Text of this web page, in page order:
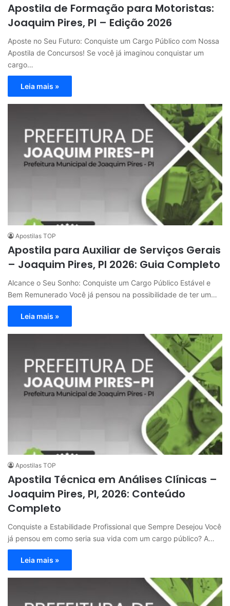
Apostila de Formação para Motoristas:
Joaquim Pires, PI – Edição 2026
Aposte no Seu Futuro: Conquiste um Cargo Público com Nossa
Apostila de Concursos! Se você já imaginou conquistar um
cargo…
Leia mais »
Apostilas TOP
Apostila para Auxiliar de Serviços Gerais
– Joaquim Pires, PI 2026: Guia Completo
Alcance o Seu Sonho: Conquiste um Cargo Público Estável e
Bem Remunerado Você já pensou na possibilidade de ter um…
Leia mais »
Apostilas TOP
Apostila Técnica em Análises Clínicas –
Joaquim Pires, PI, 2026: Conteúdo
Completo
Conquiste a Estabilidade Profissional que Sempre Desejou Você
já pensou em como seria sua vida com um cargo público? A…
Leia mais »